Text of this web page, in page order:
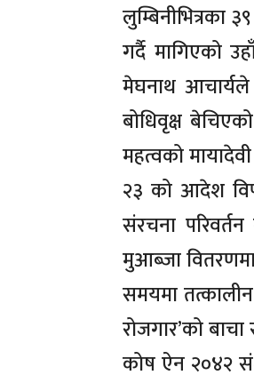
लुम्बिनीभित्रका
गर्दै मागिएको
मेघनाथ आचार्यले
बोधिवृक्ष
महत्वको
२३ को आदेश
संरचना
मुआब्जा
समयमा
रोजगार’को
कोष ऐन २०४२